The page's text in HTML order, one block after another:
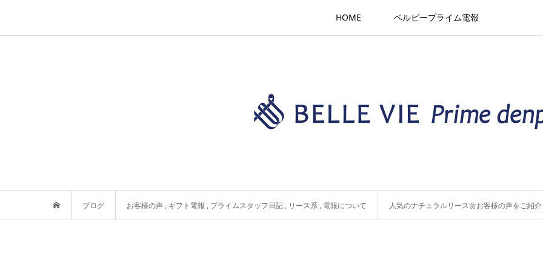
HOME ベルビープライム電報
ブログ お客様の声 , ギフト電報 , プライムスタッフ日記 , リース系 , 電報について 人気のナチュラルリース🌼お客様の声をご紹